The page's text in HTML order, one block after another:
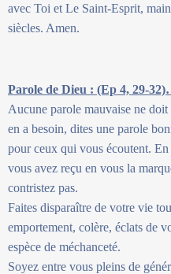
avec Toi et Le Saint-Esprit,
siècles. Amen.
Parole de Dieu : (Ep 4, 29-
Aucune parole mauvaise ne
en a besoin, dites une parole
pour ceux qui vous écoutent.
vous avez reçu en vous la
contristez pas.
Faites disparaître de votre vie
emportement, colère, éclats de
espèce de méchanceté.
Soyez entre vous pleins de